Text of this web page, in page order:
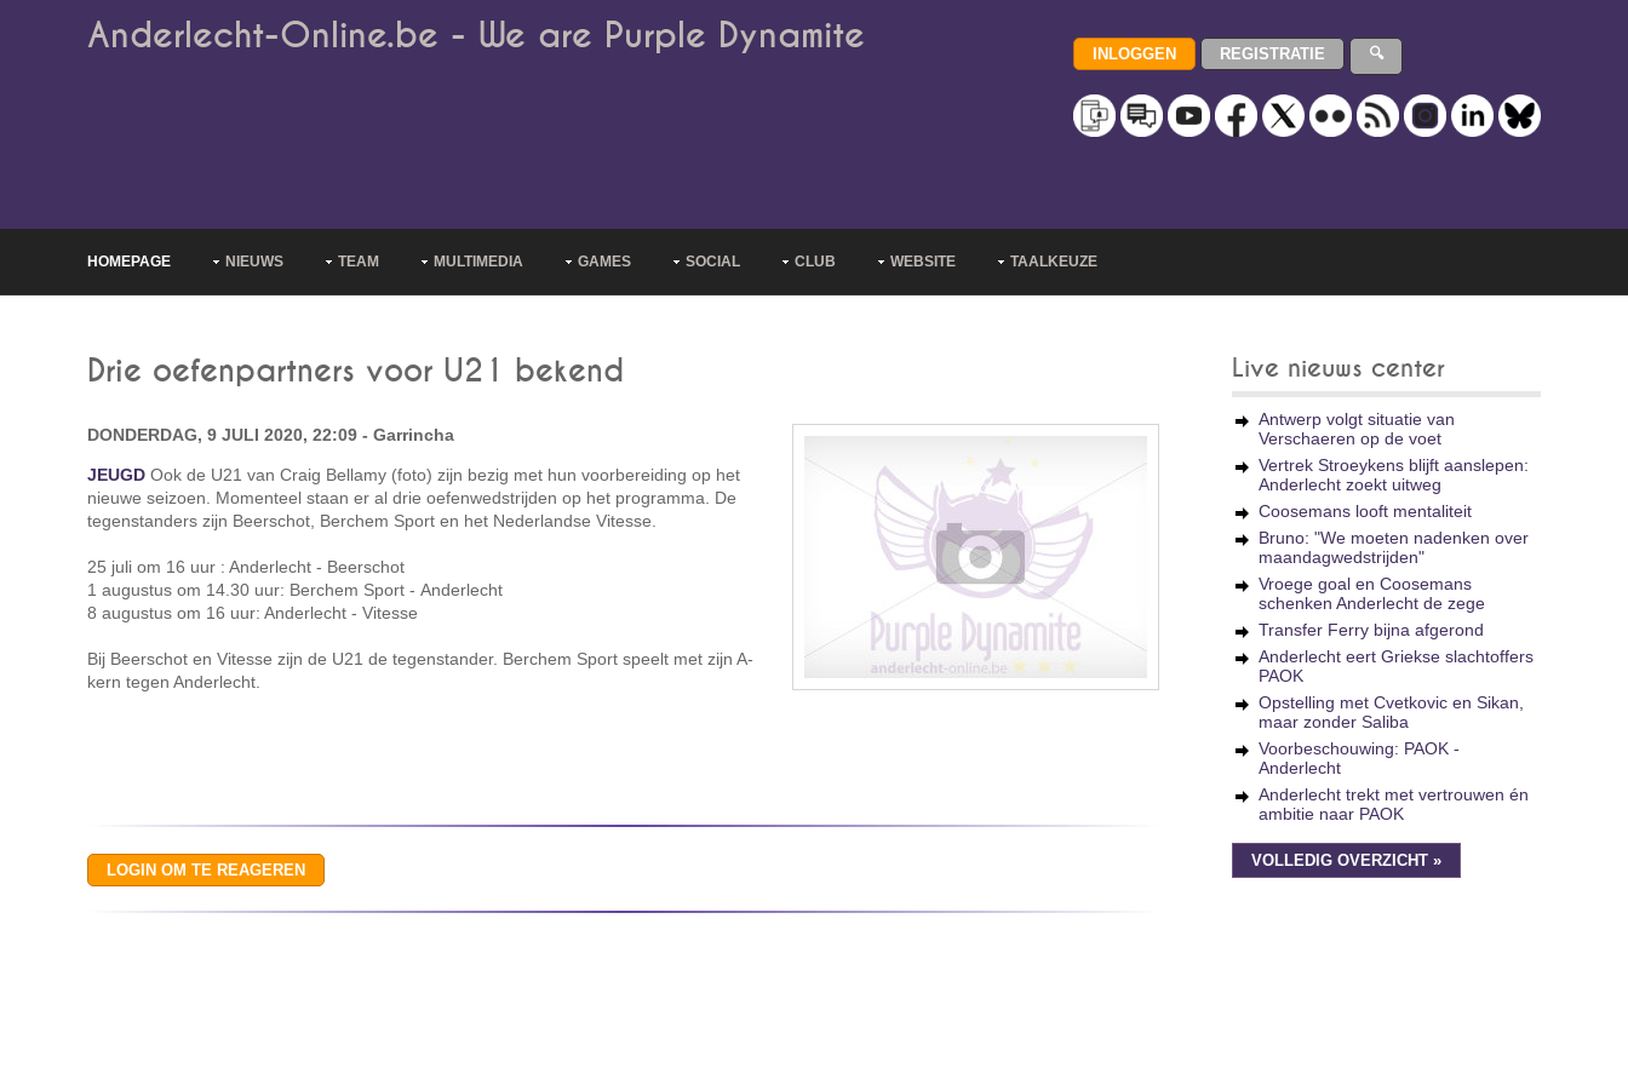
Anderlecht-Online.be - We are Purple Dynamite
HOMEPAGE NIEUWS TEAM MULTIMEDIA GAMES SOCIAL CLUB WEBSITE TAALKEUZE
Drie oefenpartners voor U21 bekend
DONDERDAG, 9 JULI 2020, 22:09 - Garrincha
JEUGD Ook de U21 van Craig Bellamy (foto) zijn bezig met hun voorbereiding op het
nieuwe seizoen. Momenteel staan er al drie oefenwedstrijden op het programma. De
tegenstanders zijn Beerschot, Berchem Sport en het Nederlandse Vitesse.
25 juli om 16 uur : Anderlecht - Beerschot
1 augustus om 14.30 uur: Berchem Sport - Anderlecht
8 augustus om 16 uur: Anderlecht - Vitesse
Bij Beerschot en Vitesse zijn de U21 de tegenstander. Berchem Sport speelt met zijn A-
kern tegen Anderlecht.
Live nieuws center
Antwerp volgt situatie van
Verschaeren op de voet
Vertrek Stroeykens blijft aanslepen:
Anderlecht zoekt uitweg
Coosemans looft mentaliteit
Bruno: "We moeten nadenken over
maandagwedstrijden"
Vroege goal en Coosemans
schenken Anderlecht de zege
Transfer Ferry bijna afgerond
Anderlecht eert Griekse slachtoffers
PAOK
Opstelling met Cvetkovic en Sikan,
maar zonder Saliba
Voorbeschouwing: PAOK -
Anderlecht
Anderlecht trekt met vertrouwen én
ambitie naar PAOK
VOLLEDIG OVERZICHT »